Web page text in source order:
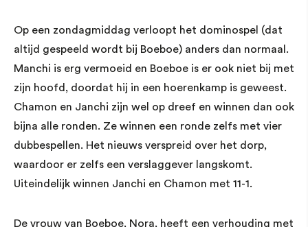
Op een zondagmiddag verloopt het dominospel (dat
altijd gespeeld wordt bij Boeboe) anders dan normaal.
Manchi is erg vermoeid en Boeboe is er ook niet bij met
zijn hoofd, doordat hij in een hoerenkamp is geweest.
Chamon en Janchi zijn wel op dreef en winnen dan ook
bijna alle ronden. Ze winnen een ronde zelfs met vier
dubbespellen. Het nieuws verspreid over het dorp,
waardoor er zelfs een verslaggever langskomt.
Uiteindelijk winnen Janchi en Chamon met 11-1.
De vrouw van Boeboe, Nora, heeft een verhouding met